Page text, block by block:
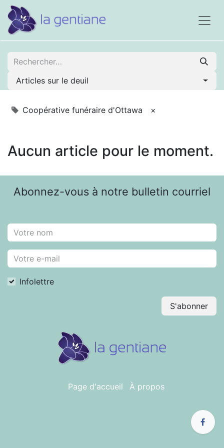
Articles sur le deuil
Coopérative funéraire d'Ottawa ×
Aucun article pour le moment.
Abonnez-vous à notre bulletin courriel
Infolettre
S'abonner
Page d'accueil À propos